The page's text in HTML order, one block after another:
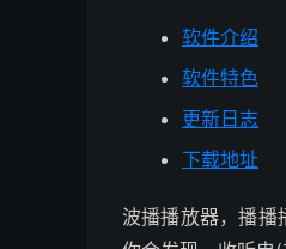
软件介绍
软件特色
更新日志
下载地址
波播播放器，播播